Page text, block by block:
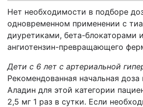
Нет необходимости в подборе
одновременном применении с
диуретиками, бета-блокаторами
ангиотензин-превращающего
Дети с 6 лет с артериальной
Рекомендованная начальная доза
Аладин для этой категории
2,5 мг 1 раз в сутки. Если